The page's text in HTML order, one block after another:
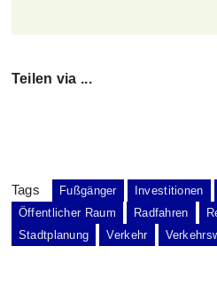
Teilen via ...
Tags Fußgänger Investitionen
Öffentlicher Raum
Radfahren
Stadtplanung
Verkehr